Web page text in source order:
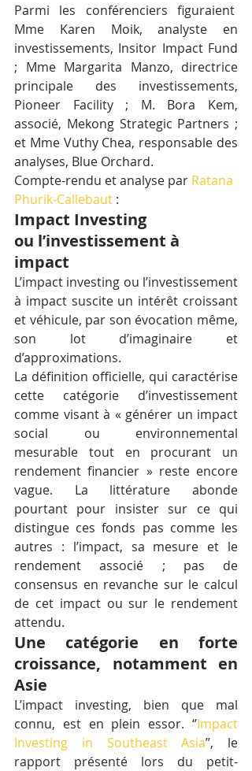
Parmi les conférenciers figuraient
Mme Karen Moik, analyste en
investissements, Insitor Impact Fund
; Mme Margarita Manzo, directrice
principale des investissements,
Pioneer Facility ; M. Bora Kem,
associé, Mekong Strategic Partners ;
et Mme Vuthy Chea, responsable des
analyses, Blue Orchard.
Compte-rendu et analyse par Ratana
Phurik-Callebaut :
Impact Investing
ou l’investissement à
impact
L’impact investing ou l’investissement
à impact suscite un intérêt croissant
et véhicule, par son évocation même,
son lot d’imaginaire et
d’approximations.
La définition officielle, qui caractérise
cette catégorie d’investissement
comme visant à « générer un impact
social ou environnemental
mesurable tout en procurant un
rendement financier » reste encore
vague. La littérature abonde
pourtant pour insister sur ce qui
distingue ces fonds pas comme les
autres : l’impact, sa mesure et le
rendement associé ; pas de
consensus en revanche sur le calcul
de cet impact ou sur le rendement
attendu.
Une catégorie en forte
croissance, notamment en
Asie
L’impact investing, bien que mal
connu, est en plein essor. ‘’Impact
Investing in Southeast Asia’’, le
rapport présenté lors du petit-